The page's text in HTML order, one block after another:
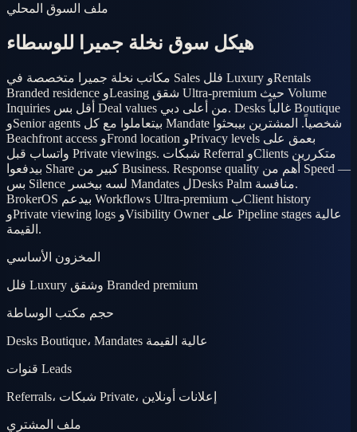
ملف السوق المحلي
هيكل سوق نخلة جميرا للوسطاء
مكاتب نخلة جميرا متخصصة في Sales فلل Luxury وRentals
Branded residence وLeasing شقق Ultra-premium حيث Volume
Inquiries أقل بس Deal values من أعلى دبي. Desks غالباً Boutique
وSenior agents بيتعاملوا مع كل Mandate شخصياً. المشترين بيبحثوا
Beachfront access وFrond location وPrivacy levels بعمق على
واتساب قبل Private viewings. شبكات Referral وClients متكررين
بيدفعوا Share كبير من Business. Response quality أهم من Speed —
بس Silence لسه بيخسر Mandates لDesks Palm منافسة.
BrokerOS بيدعم Workflows Ultra-premium بClient history
وPrivate viewing logs وVisibility Owner على Pipeline stages عالية
القيمة.
المخزون الأساسي
فلل Luxury وشقق Branded premium
حجم مكتب الوساطة
Desks Boutique، Mandates عالية القيمة
قنوات Leads
Referrals، شبكات Private، إعلانات أونلاين
ملف المشتري